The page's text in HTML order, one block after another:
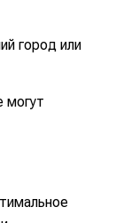
город или
могут